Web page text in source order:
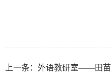
上一条： 外语教研室——田苗